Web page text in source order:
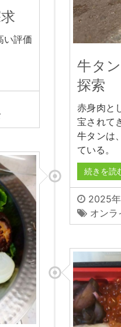
い評価
牛タ
探索
赤身肉と
宝されて
牛タンは
ている。
続きを読
2025
オンラ